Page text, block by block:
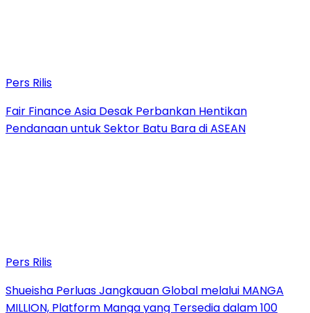
Pers Rilis
Fair Finance Asia Desak Perbankan Hentikan
Pendanaan untuk Sektor Batu Bara di ASEAN
Pers Rilis
Shueisha Perluas Jangkauan Global melalui MANGA
MILLION, Platform Manga yang Tersedia dalam 100